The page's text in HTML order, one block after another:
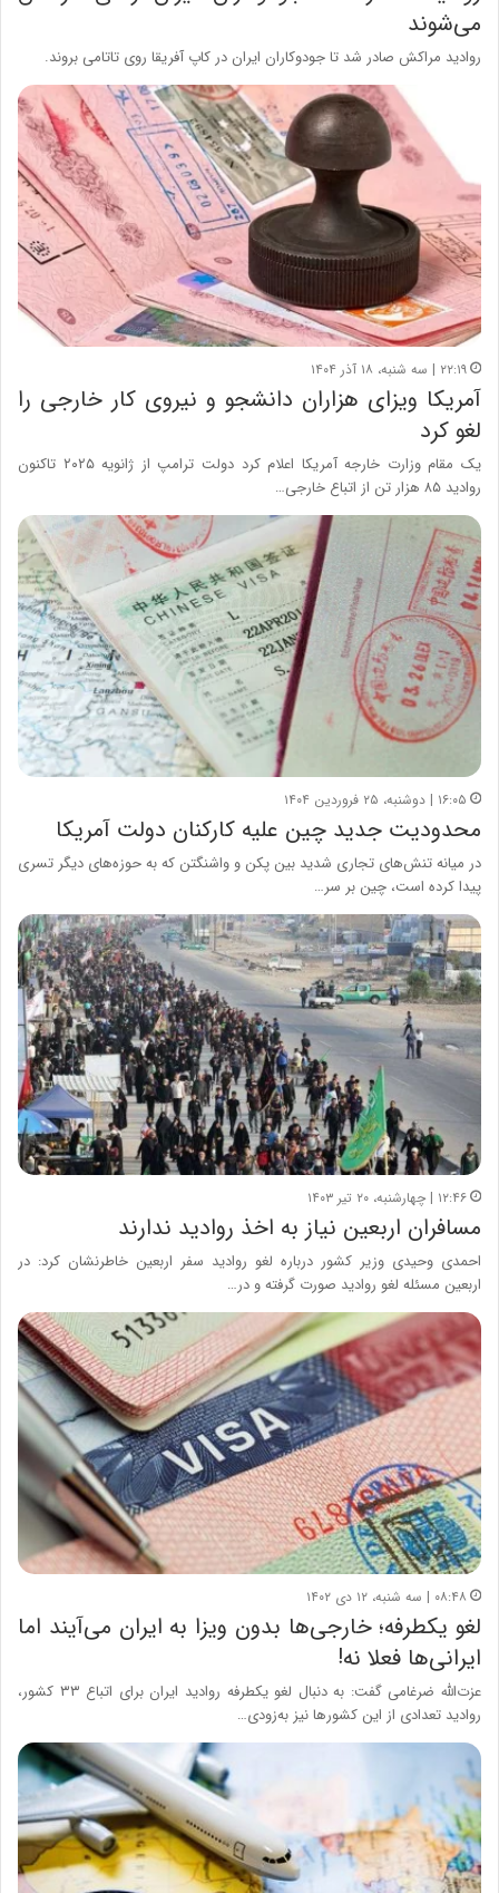
می‌شوند
روادید مراکش صادر شد تا جودوکاران ایران در کاپ آفریقا روی تاتامی بروند.
۲۲:۱۹ | سه شنبه، ۱۸ آذر ۱۴۰۴
آمریکا ویزای هزاران دانشجو و نیروی کار خارجی را
لغو کرد
یک مقام وزارت خارجه آمریکا اعلام کرد دولت ترامپ از ژانویه ۲۰۲۵ تاکنون
روادید ۸۵ هزار تن از اتباع خارجی…
۱۶:۰۵ | دوشنبه، ۲۵ فروردین ۱۴۰۴
محدودیت جدید چین علیه کارکنان دولت آمریکا
در میانه تنش‌های تجاری شدید بین پکن و واشنگتن که به حوزه‌های دیگر تسری
پیدا کرده است، چین بر سر…
۱۲:۴۶ | چهارشنبه، ۲۰ تیر ۱۴۰۳
مسافران اربعین نیاز به اخذ روادید ندارند
احمدی وحیدی وزیر کشور درباره لغو روادید سفر اربعین خاطرنشان کرد: در
اربعین مسئله لغو روادید صورت گرفته و در…
۰۸:۴۸ | سه شنبه، ۱۲ دی ۱۴۰۲
لغو یکطرفه؛ خارجی‌ها بدون ویزا به ایران می‌آیند اما
ایرانی‌ها فعلا نه!
عزت‌الله ضرغامی گفت:‌ به دنبال لغو یکطرفه روادید ایران برای اتباع ۳۳ کشور،
روادید تعدادی از این کشورها نیز به‌زودی…